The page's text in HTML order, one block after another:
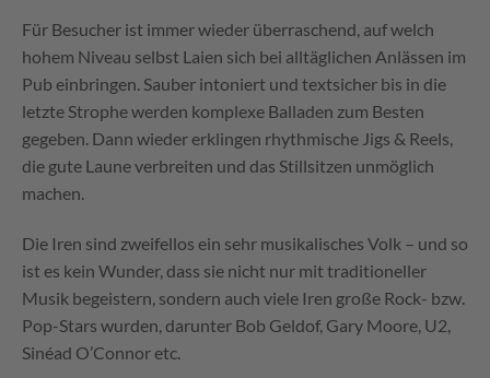
Für Besucher ist immer wieder überraschend, auf welch
hohem Niveau selbst Laien sich bei alltäglichen Anlässen im
Pub einbringen. Sauber intoniert und textsicher bis in die
letzte Strophe werden komplexe Balladen zum Besten
gegeben. Dann wieder erklingen rhythmische Jigs & Reels,
die gute Laune verbreiten und das Stillsitzen unmöglich
machen.
Die Iren sind zweifellos ein sehr musikalisches Volk – und so
ist es kein Wunder, dass sie nicht nur mit traditioneller
Musik begeistern, sondern auch viele Iren große Rock- bzw.
Pop-Stars wurden, darunter Bob Geldof, Gary Moore, U2,
Sinéad O’Connor etc.